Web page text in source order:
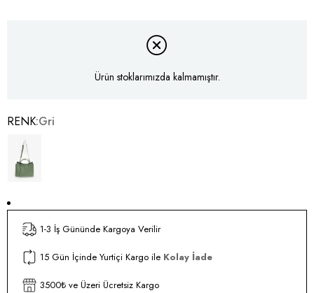
Ürün stoklarımızda kalmamıştır.
RENK Gri
1-3 İş Gününde Kargoya Verilir
15 Gün İçinde Yurtiçi Kargo ile Kolay İade
3500₺ ve Üzeri Ücretsiz Kargo